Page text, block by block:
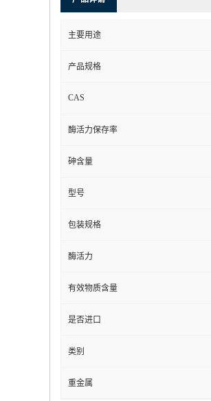
主要用途
产品规格
CAS
酶活力保存率
砷含量
型号
包装规格
酶活力
有效物质含量
是否进口
类别
重金属